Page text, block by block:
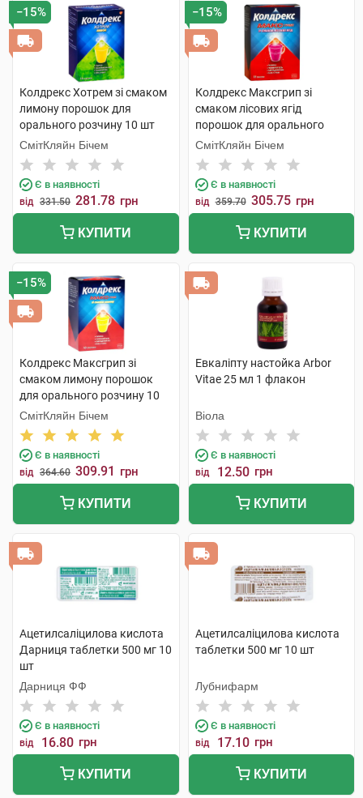
−15%
Колдрекс Хотрем зі смаком
лимону порошок для
орального розчину 10 шт
СмітКляйн Бічем
Є в наявності
від 331.50 281.78 грн
КУПИТИ
−15%
Колдрекс Максгрип зі
смаком лісових ягід
порошок для орального
розчину 10 пакетів
СмітКляйн Бічем
Є в наявності
від 359.70 305.75 грн
КУПИТИ
−15%
Колдрекс Максгрип зі
смаком лимону порошок
для орального розчину 10
шт
СмітКляйн Бічем
Є в наявності
від 364.60 309.91 грн
КУПИТИ
Евкаліпту настойка Arbor
Vitae 25 мл 1 флакон
Віола
Є в наявності
від 12.50 грн
КУПИТИ
Ацетилсаліцилова кислота
Дарниця таблетки 500 мг 10
шт
Дарниця ФФ
Є в наявності
від 16.80 грн
КУПИТИ
Ацетилсаліцилова кислота
таблетки 500 мг 10 шт
Лубнифарм
Є в наявності
від 17.10 грн
КУПИТИ